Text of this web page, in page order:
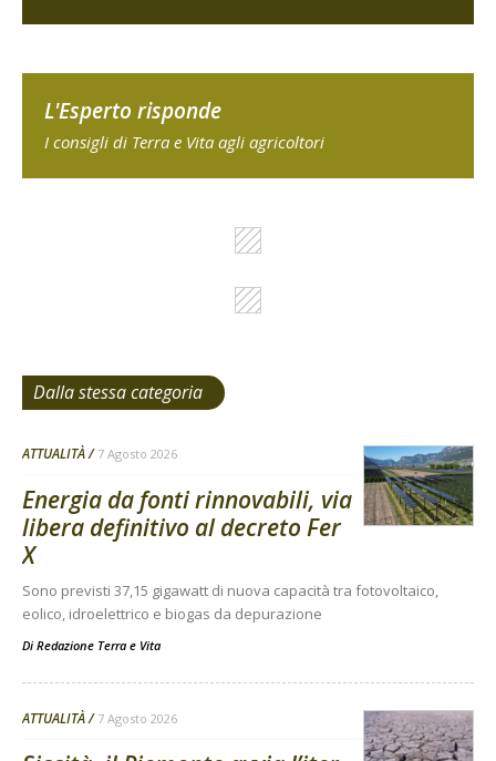
L'Esperto risponde
I consigli di Terra e Vita agli agricoltori
Dalla stessa categoria
ATTUALITÀ 7 Agosto 2026
Energia da fonti rinnovabili, via
libera definitivo al decreto Fer
X
Sono previsti 37,15 gigawatt di nuova capacità tra fotovoltaico,
eolico, idroelettrico e biogas da depurazione
Di Redazione Terra e Vita
ATTUALITÀ 7 Agosto 2026